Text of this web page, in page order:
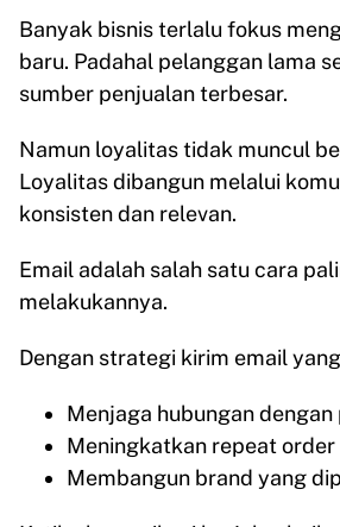
Banyak bisnis terlalu fokus
baru. Padahal pelanggan lama
sumber penjualan terbesar.
Namun loyalitas tidak muncul
Loyalitas dibangun melalui
konsisten dan relevan.
Email adalah salah satu cara
melakukannya.
Dengan strategi kirim email
Menjaga hubungan
Meningkatkan repeat order
Membangun brand yang